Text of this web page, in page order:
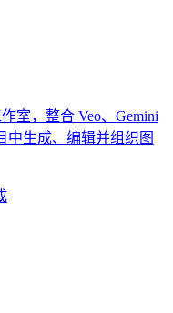
室，整合 Veo、Gemini
中生成、编辑并组织图